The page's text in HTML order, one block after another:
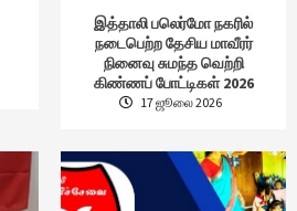
இத்தாலி பலெர்மோ நகரில்
நடைபெற்ற தேசிய மாவீரர்
நினைவு சுமந்த வெற்றி
கிண்ணப் போட்டிகள் 2026
17 ஜூலை 2026